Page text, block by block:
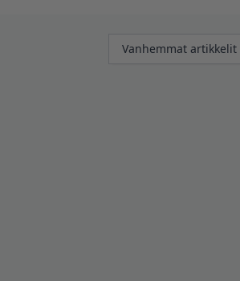
Artikkelien
Vanhemmat artikkelit